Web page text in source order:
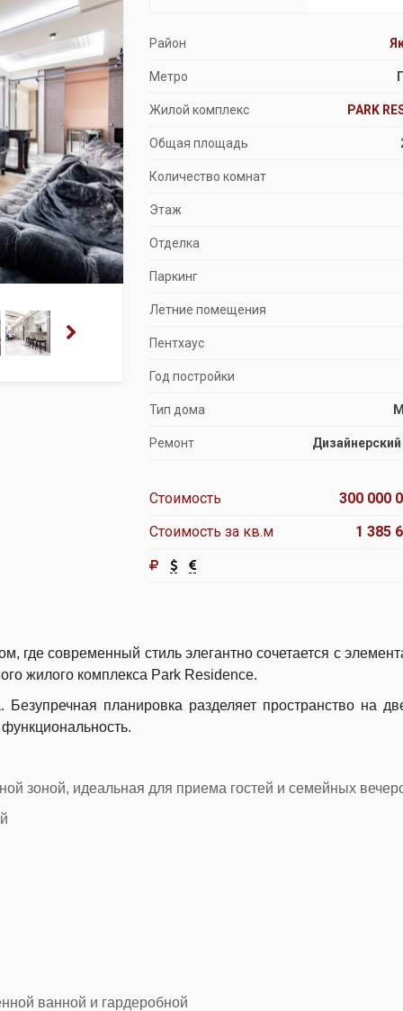
Помещения свободного назначения
Район
Метро
Жилой комплекс PARK
Общая площадь
Количество комнат
Этаж
Отделка
Паркинг
Летние помещения
Пентхаус
Год постройки
Тип дома
Ремонт
Стоимость
300 000
Стоимость за кв.м
1 385
где современный стиль элегантно сочетается с
жилого комплекса Park Residence.
планировка разделяет пространство на
зоной, идеальная для приема гостей и семейных
ванной и гардеробной